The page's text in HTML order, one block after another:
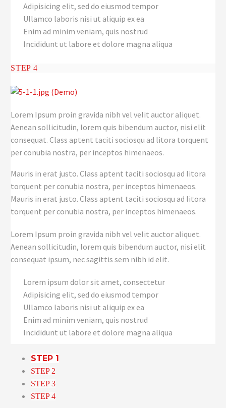
Adipisicing elit, sed do eiusmod tempor
Ullamco laboris nisi ut aliquip ex ea
Enim ad minim veniam, quis nostrud
Incididunt ut labore et dolore magna aliqua
STEP 4
Lorem Ipsum proin gravida nibh vel velit auctor aliquet.
Aenean sollicitudin, lorem quis bibendum auctor, nisi elit
consequat. Class aptent taciti sociosqu ad litora torquent
per conubia nostra, per inceptos himenaeos.
Mauris in erat justo. Class aptent taciti sociosqu ad litora
torquent per conubia nostra, per inceptos himenaeos.
Mauris in erat justo. Class aptent taciti sociosqu ad litora
torquent per conubia nostra, per inceptos himenaeos.
Lorem Ipsum proin gravida nibh vel velit auctor aliquet.
Aenean sollicitudin, lorem quis bibendum auctor, nisi elit
consequat ipsum, nec sagittis sem nibh id elit.
Lorem ipsum dolor sit amet, consectetur
Adipisicing elit, sed do eiusmod tempor
Ullamco laboris nisi ut aliquip ex ea
Enim ad minim veniam, quis nostrud
Incididunt ut labore et dolore magna aliqua
STEP 1
STEP 2
STEP 3
STEP 4